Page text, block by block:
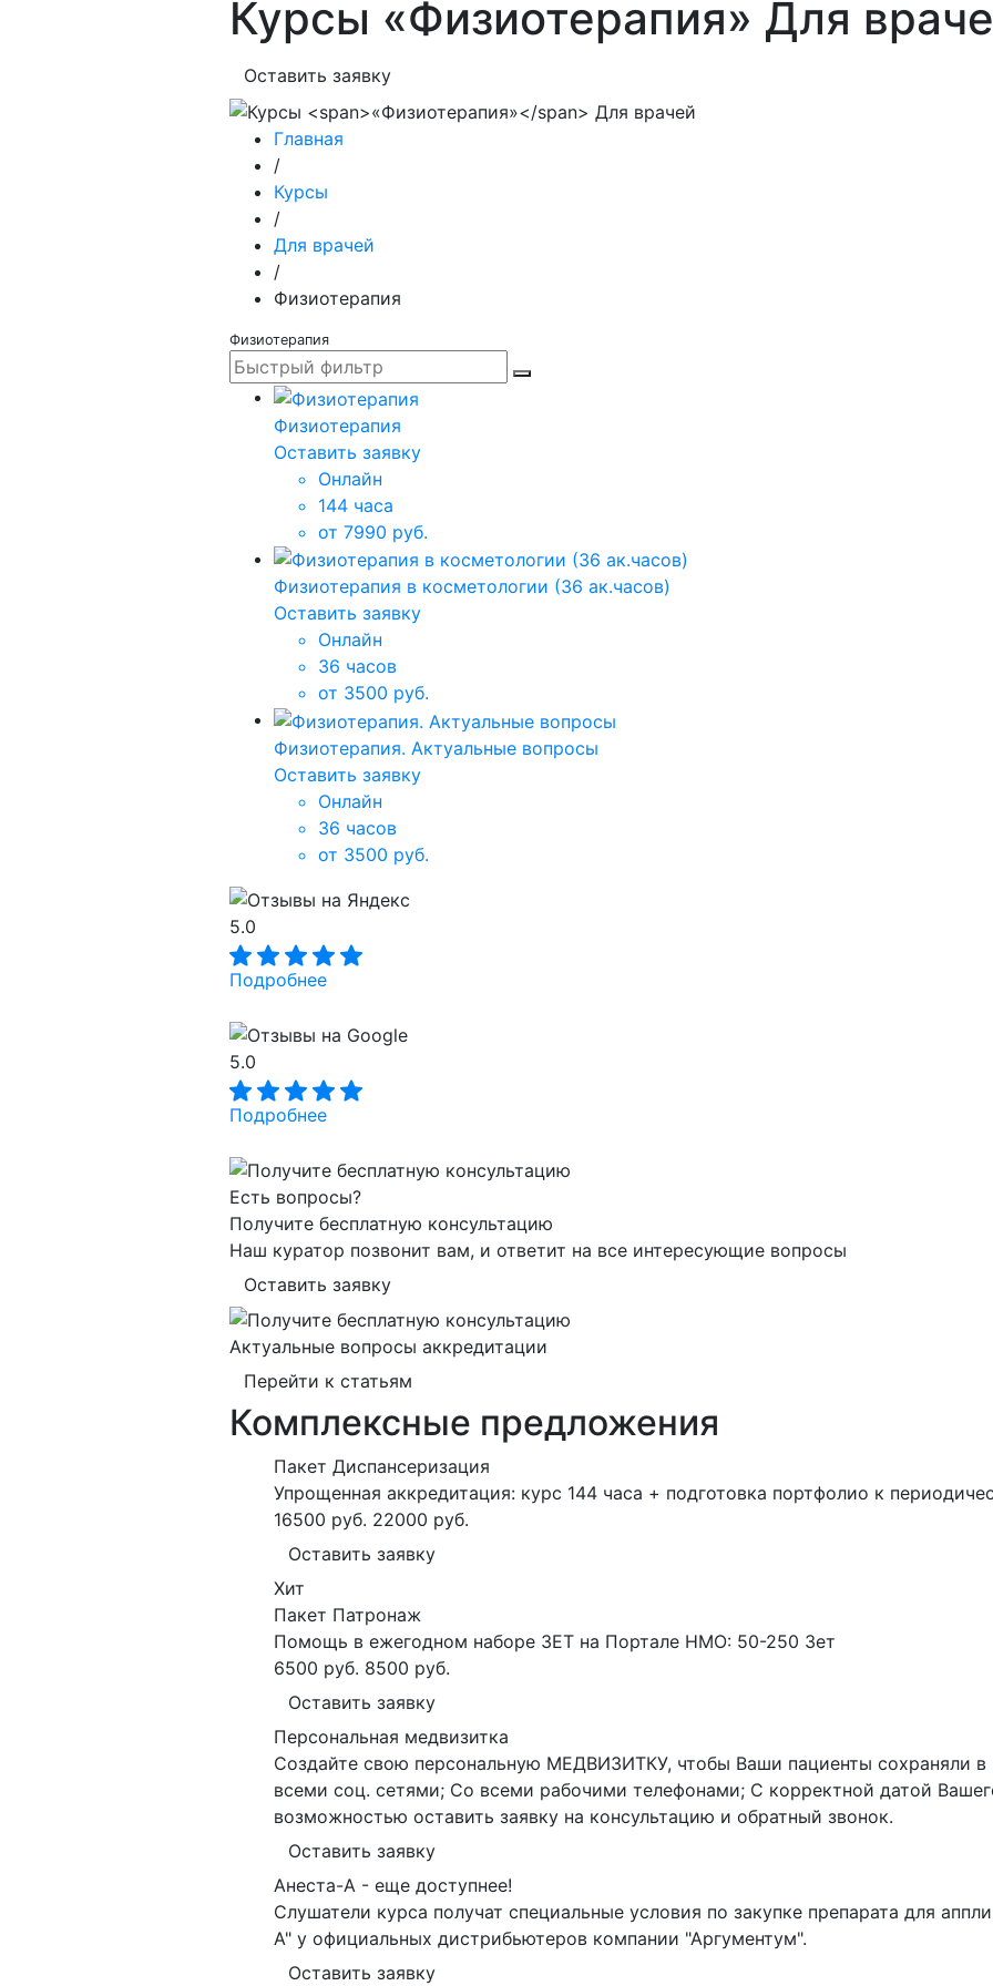
Курсы «Физиотерапия» Для
Оставить заявку
Главная
/
Курсы
/
Для врачей
/
Физиотерапия
Физиотерапия
Физиотерапия
Оставить заявку
Онлайн
144 часа
от 7990 руб.
Физиотерапия в косметологии (36 ак.часов)
Оставить заявку
Онлайн
36 часов
от 3500 руб.
Физиотерапия. Актуальные вопросы
Оставить заявку
Онлайн
36 часов
от 3500 руб.
5.0
Подробнее
5.0
Подробнее
Есть вопросы?
Получите бесплатную консультацию
Наш куратор позвонит вам, и ответит на все интересующие вопросы
Оставить заявку
Актуальные вопросы аккредитации
Перейти к статьям
Комплексные предложения
Пакет Диспансеризация
Упрощенная аккредитация: курс 144 часа + подготовка портфолио к
16500 руб. 22000 руб.
Оставить заявку
Хит
Пакет Патронаж
Помощь в ежегодном наборе ЗЕТ на Портале НМО: 50-250 Зет
6500 руб. 8500 руб.
Оставить заявку
Персональная медвизитка
Создайте свою персональную МЕДВИЗИТКУ, чтобы Ваши пациенты сохраняли
всеми соц. сетями; Со всеми рабочими телефонами; С корректной датой
возможностью оставить заявку на консультацию и обратный звонок.
Оставить заявку
Анеста-А - еще доступнее!
Слушатели курса получат специальные условия по закупке препарата для
А" у официальных дистрибьютеров компании "Аргументум".
Оставить заявку